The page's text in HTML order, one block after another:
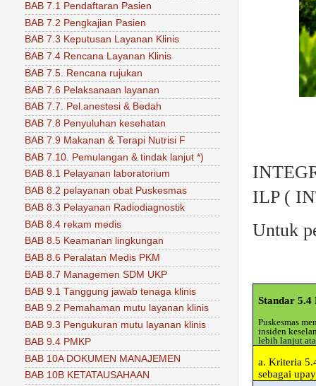
ILP (
Untuk
Standar 5.4
Puskesmas
insiden
lebih lanjut
a. Kriteria
sebagai
BAB 7.1 Pendaftaran Pasien
BAB 7.2 Pengkajian Pasien
BAB 7.3 Keputusan Layanan Klinis
BAB 7.4 Rencana Layanan Klinis
BAB 7.5. Rencana rujukan
BAB 7.6 Pelaksanaan layanan
BAB 7.7. Pel.anestesi & Bedah
BAB 7.8 Penyuluhan kesehatan
BAB 7.9 Makanan & Terapi Nutrisi F
BAB 7.10. Pemulangan & tindak lanjut *)
BAB 8.1 Pelayanan laboratorium
BAB 8.2 pelayanan obat Puskesmas
BAB 8.3 Pelayanan Radiodiagnostik
BAB 8.4 rekam medis
BAB 8.5 Keamanan lingkungan
BAB 8.6 Peralatan Medis PKM
BAB 8.7 Managemen SDM UKP
BAB 9.1 Tanggung jawab tenaga klinis
BAB 9.2 Pemahaman mutu layanan klinis
BAB 9.3 Pengukuran mutu layanan klinis
BAB 9.4 PMKP
BAB 10A DOKUMEN MANAJEMEN
BAB 10B KETATAUSAHAAN